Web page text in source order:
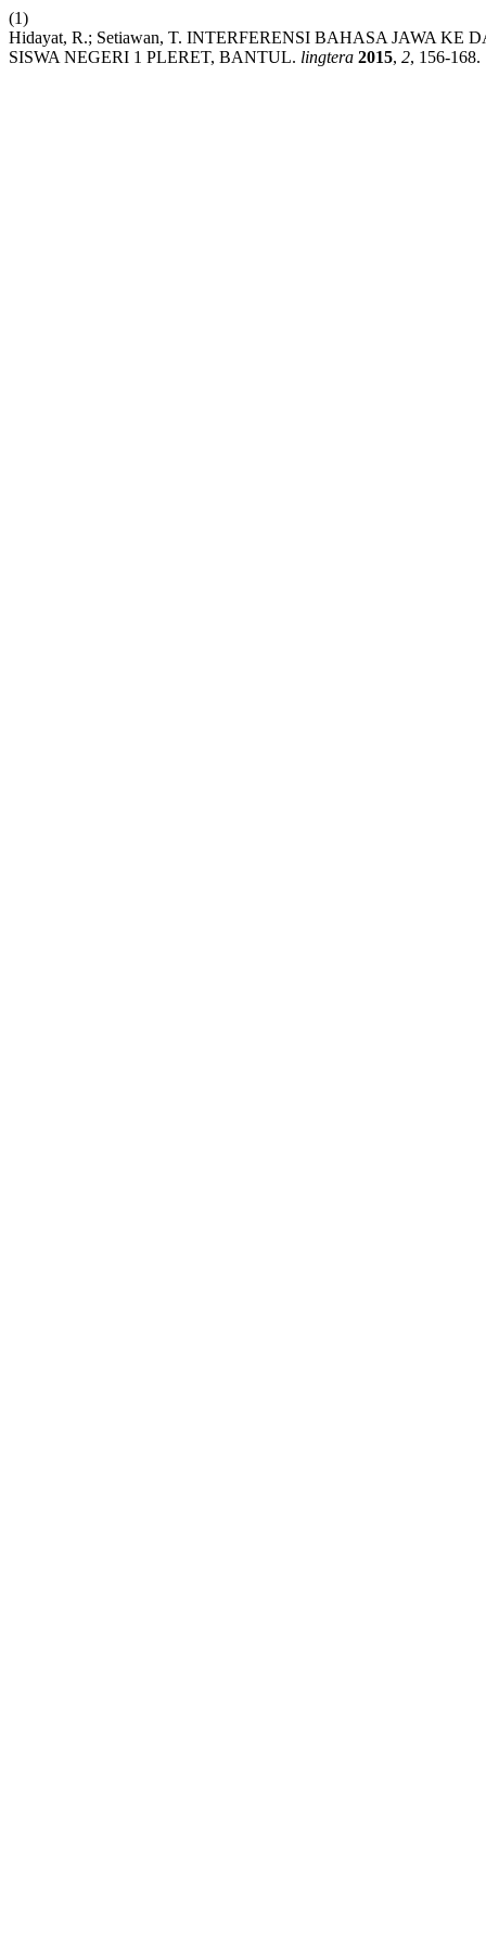
(1)
Hidayat, R.; Setiawan, T. INTERFERENSI BAHASA JAWA
SISWA NEGERI 1 PLERET, BANTUL. lingtera 2015, 2, 156-168.